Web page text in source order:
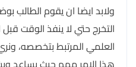
ولابد ايضا ان يقوم الطالب
التخرج حتي لا ينفذ الوقت
العلمي المرتبط بتخصصه،